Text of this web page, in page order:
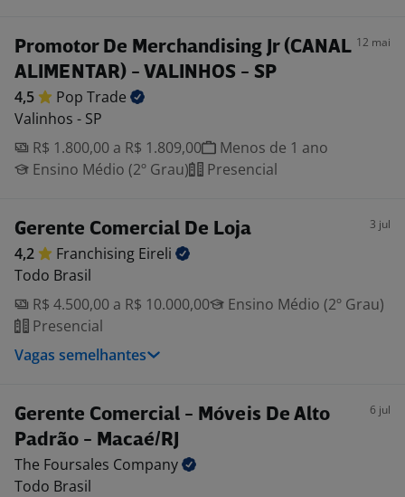
Promotor De Merchandising Jr (CANAL
ALIMENTAR) - VALINHOS - SP
12 mai
4,5 Pop Trade
Valinhos - SP
R$ 1.800,00 a R$ 1.809,00
Menos de 1 ano
Ensino Médio (2º Grau)
Presencial
Gerente Comercial De Loja 3 jul
4,2 Franchising Eireli
Todo Brasil
R$ 4.500,00 a R$ 10.000,00
Ensino Médio (2º Grau)
Presencial
Vagas semelhantes
Gerente Comercial - Móveis De Alto
Padrão - Macaé/RJ
6 jul
The Foursales Company
Todo Brasil